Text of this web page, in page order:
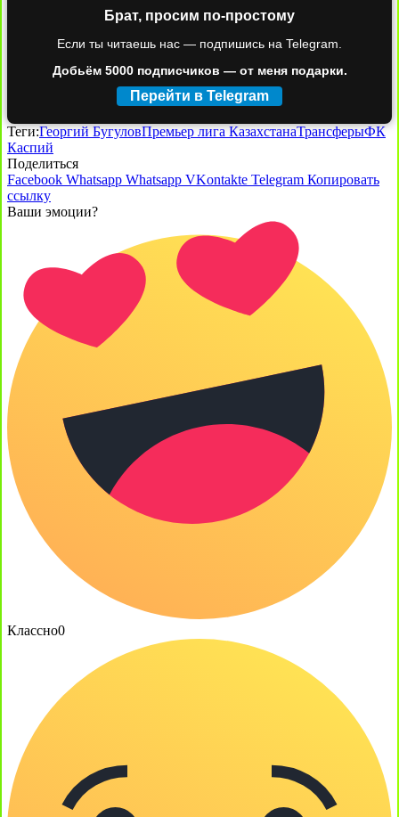
Брат, просим по-простому
Если ты читаешь нас — подпишись на Telegram.
Добьём 5000 подписчиков — от меня подарки.
Перейти в Telegram
Теги:Георгий БугуловПремьер лига КазахстанаТрансферыФК
Каспий
Поделиться
Facebook Whatsapp Whatsapp VKontakte Telegram Копировать
ссылку
Ваши эмоции?
Классно0